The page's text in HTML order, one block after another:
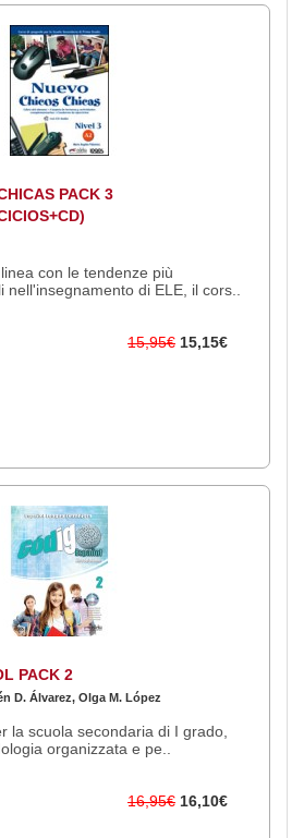
PACK 3
con le tendenze più
nell'insegnamento di ELE, il cors..
15,95€ 15,15€
PACK 2
D. Álvarez, Olga M. López
la scuola secondaria di I grado,
organizzata e pe..
16,95€ 16,10€